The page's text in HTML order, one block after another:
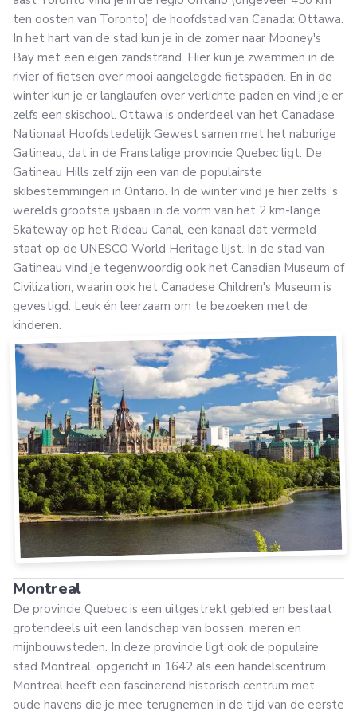
ten oosten van Toronto) de hoofdstad van Canada: Ottawa.
In het hart van de stad kun je in de zomer naar Mooney's
Bay met een eigen zandstrand. Hier kun je zwemmen in de
rivier of fietsen over mooi aangelegde fietspaden. En in de
winter kun je er langlaufen over verlichte paden en vind je er
zelfs een skischool. Ottawa is onderdeel van het Canadase
Nationaal Hoofdstedelijk Gewest samen met het naburige
Gatineau, dat in de Franstalige provincie Quebec ligt. De
Gatineau Hills zelf zijn een van de populairste
skibestemmingen in Ontario. In de winter vind je hier zelfs 's
werelds grootste ijsbaan in de vorm van het 2 km-lange
Skateway op het Rideau Canal, een kanaal dat vermeld
staat op de UNESCO World Heritage lijst. In de stad van
Gatineau vind je tegenwoordig ook het Canadian Museum of
Civilization, waarin ook het Canadese Children's Museum is
gevestigd. Leuk én leerzaam om te bezoeken met de
kinderen.
Montreal
De provincie Quebec is een uitgestrekt gebied en bestaat
grotendeels uit een landschap van bossen, meren en
mijnbouwsteden. In deze provincie ligt ook de populaire
stad Montreal, opgericht in 1642 als een handelscentrum.
Montreal heeft een fascinerend historisch centrum met
oude havens die je mee terugnemen in de tijd van de eerste